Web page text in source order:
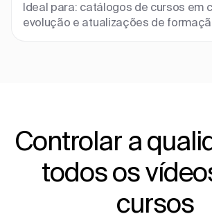
Ideal para: catálogos de cursos em
evolução e atualizações de
Controlar a
todos os
cursos